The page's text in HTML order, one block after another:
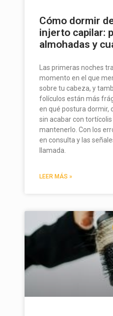
Cómo dormir
injerto capilar:
almohadas y
Las primeras noches
momento en el que
sobre tu cabeza, y
folículos están más
en qué postura dormir,
sin acabar con
mantenerlo. Con los
en consulta y las
llamada.
LEER MÁS »